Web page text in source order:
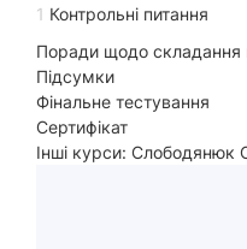
1 Контрольні питання
Поради щодо складання
Підсумки
Фінальне тестування
Сертифікат
Інші курси: Слободянюк